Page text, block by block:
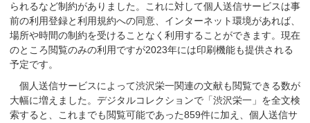
られるなど制約がありました。これに対して個人送信サービスは事
前の利用登録と利用規約への同意、インターネット環境があれば、
場所や時間の制約を受けることなく利用することができます。現在
のところ閲覧のみの利用ですが2023年には印刷機能も提供される
予定です。
個人送信サービスによって渋沢栄一関連の文献も閲覧できる数が
大幅に増えました。デジタルコレクションで「渋沢栄一」を全文検
索すると、これまでも閲覧可能であった859件に加え、個人送信サ